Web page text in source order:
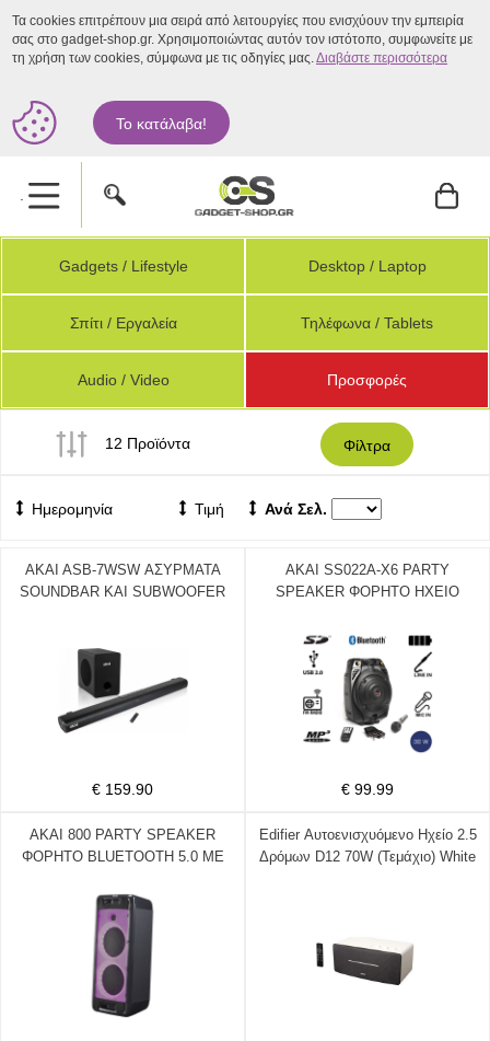
Τα cookies επιτρέπουν μια σειρά από λειτουργίες που ενισχύουν την εμπειρία
σας στο gadget-shop.gr. Χρησιμοποιώντας αυτόν τον ιστότοπο, συμφωνείτε με
τη χρήση των cookies, σύμφωνα με τις οδηγίες μας.Διαβάστε περισσότερα
Το κατάλαβα!
.
Gadgets / Lifestyle Desktop / Laptop
Σπίτι / Εργαλεία Τηλέφωνα / Tablets
Audio / Video Προσφορές
12 Προϊόντα Φίλτρα
Ημερομηνία Τιμή Ανά Σελ.
AKAI ASB-7WSW ΑΣΥΡΜΑΤΑ
SOUNDBAR ΚΑΙ SUBWOOFER
HDMI
€ 159.90
AKAI SS022A-X6 PARTY
SPEAKER ΦΟΡΗΤΟ ΗΧΕΙΟ
USB ΚΑΙ ΚΑΡΤΑ SD 30W RMS
ΓΙΑ ΚΑΡΑΟΚΕ
€ 99.99
AKAI 800 PARTY SPEAKER
ΦΟΡΗΤΟ BLUETOOTH 5.0 ΜΕ
ΔΕΥΤΕΡΟ ΥΠΟΔΟΧΗ ΓΙΑ
ΜΙΚΡΟΦΩΝΟ ΟΡΓΑΝΟ 60W ΓΙΑ
ΚΑΡΑΟΚΕ
Edifier Αυτοενισχυόμενο Ηχείο 2.5
Δρόμων D12 70W (Τεμάχιο) White